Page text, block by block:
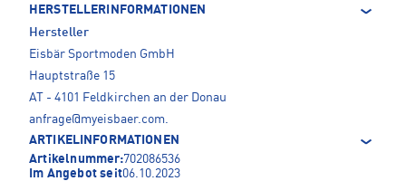
HERSTELLERINFORMATIONEN
Hersteller
Eisbär Sportmoden GmbH
Hauptstraße 15
AT - 4101 Feldkirchen an der Donau
anfrage@myeisbaer.com.
ARTIKELINFORMATIONEN
Artikelnummer:702086536
Im Angebot seit06.10.2023